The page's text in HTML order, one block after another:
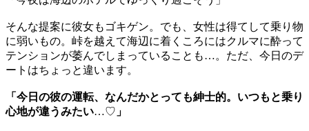
そんな提案に彼女もゴキゲン。でも、女性は得てして乗り物
に弱いもの。峠を越えて海辺に着くころにはクルマに酔って
テンションが萎んでしまっていることも…。ただ、今日のデ
ートはちょっと違います。
「今日の彼の運転、なんだかとっても紳士的。いつもと乗り
心地が違うみたい…♡ 」